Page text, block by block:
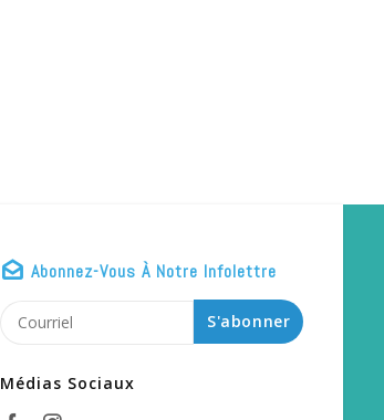
Abonnez-Vous À Notre Infolettre
S'abonner
Médias Sociaux